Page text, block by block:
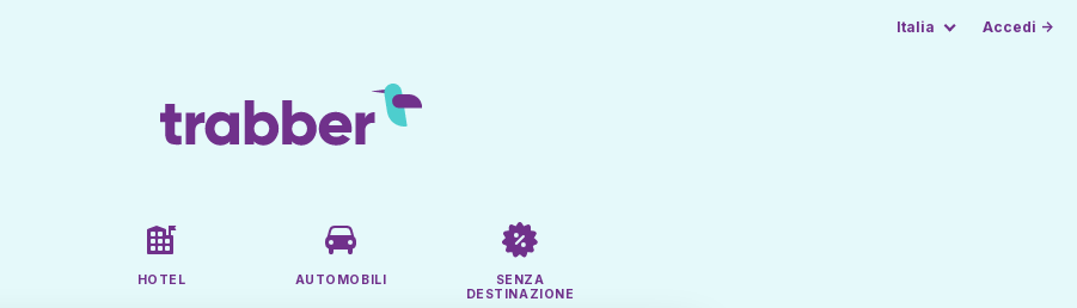
Italia Accedi →
HOTEL AUTOMOBILI
SENZA
DESTINAZIONE